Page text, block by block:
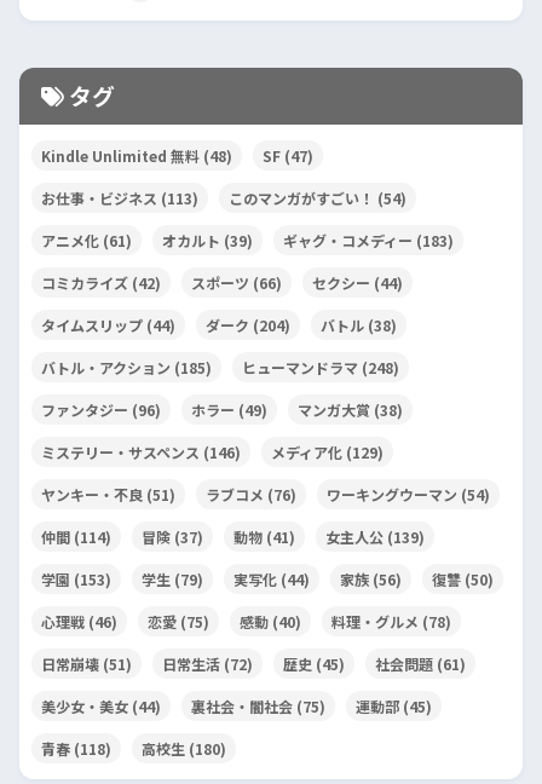
タグ
Kindle Unlimited 無料 (48) SF (47)
お仕事・ビジネス (113) このマンガがすごい！ (54)
アニメ化 (61) オカルト (39) ギャグ・コメディー (183)
コミカライズ (42) スポーツ (66) セクシー (44)
タイムスリップ (44) ダーク (204) バトル (38)
バトル・アクション (185) ヒューマンドラマ (248)
ファンタジー (96) ホラー (49) マンガ大賞 (38)
ミステリー・サスペンス (146) メディア化 (129)
ヤンキー・不良 (51) ラブコメ (76) ワーキングウーマン (54)
仲間 (114) 冒険 (37) 動物 (41) 女主人公 (139)
学園 (153) 学生 (79) 実写化 (44) 家族 (56) 復讐 (50)
心理戦 (46) 恋愛 (75) 感動 (40) 料理・グルメ (78)
日常崩壊 (51) 日常生活 (72) 歴史 (45) 社会問題 (61)
美少女・美女 (44) 裏社会・闇社会 (75) 運動部 (45)
青春 (118) 高校生 (180)